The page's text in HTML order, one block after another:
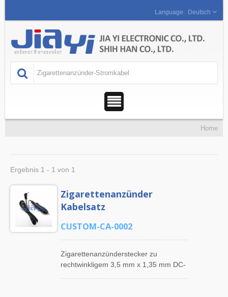
Deutsch
Home
Ergebnis 1 - 1 von 1
Zigarettenanzünder
Kabelsatz
CUSTOM-CA-0002
Zigarettenanzünderstecker zu
rechtwinkligem 3,5 mm x 1,35 mm DC-